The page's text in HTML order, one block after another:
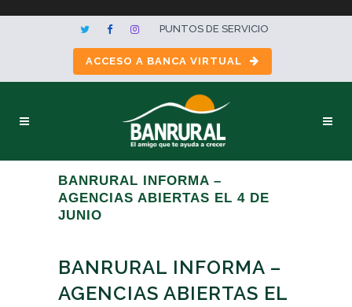
PUNTOS DE SERVICIO
ACCESO A BANCA VIRTUAL
BANRURAL INFORMA –
AGENCIAS ABIERTAS EL 4 DE
JUNIO
BANRURAL INFORMA –
AGENCIAS ABIERTAS EL